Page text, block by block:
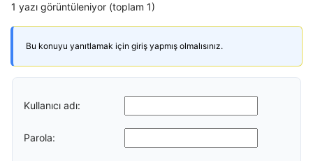
1 yazı görüntüleniyor (toplam 1)
Bu konuyu yanıtlamak için giriş yapmış olmalısınız.
Kullanıcı adı:
Parola: